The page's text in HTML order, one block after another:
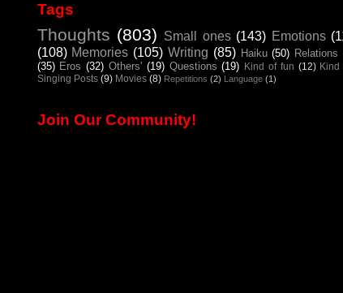
Tags
Thoughts (803) Small ones (143) Emotions
(108) Memories (105) Writing (85) Haiku (50) Relations
(35) Eros (32) Others' (19) Questions (19) Kind of fun (12) Kind
Singing Posts (9) Movies (8) Repetitions (2) Language (1)
Join Our Community!